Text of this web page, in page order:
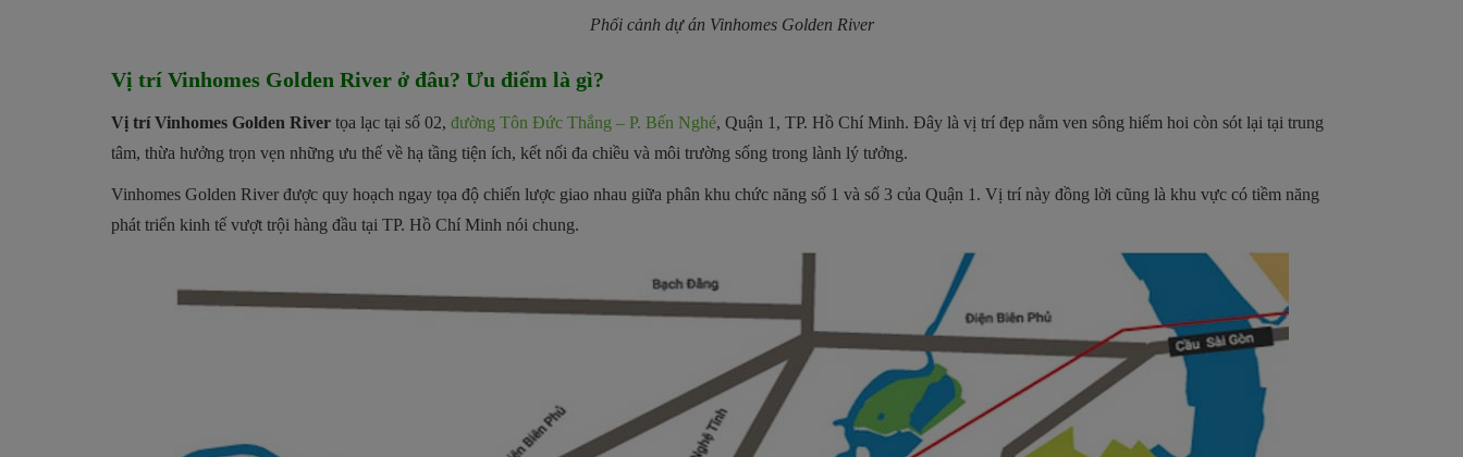
Phối cảnh dự án Vinhomes Golden River
Vị trí Vinhomes Golden River ở đâu? Ưu điểm là gì?
Vị trí Vinhomes Golden River tọa lạc tại số 02, đường Tôn Đức Thắng – P. Bến Nghé, Quận 1, TP. Hồ Chí Minh. Đây là vị trí đẹp nằm ven sông hiếm hoi còn sót lại tại trung
tâm, thừa hưởng trọn vẹn những ưu thế về hạ tầng tiện ích, kết nối đa chiều và môi trường sống trong lành lý tưởng.
Vinhomes Golden River được quy hoạch ngay tọa độ chiến lược giao nhau giữa phân khu chức năng số 1 và số 3 của Quận 1. Vị trí này đồng lời cũng là khu vực có tiềm năng
phát triển kinh tế vượt trội hàng đầu tại TP. Hồ Chí Minh nói chung.